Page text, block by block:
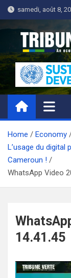
Skip
to
content
samedi, août 8,
Un regard
Home
Economy
L’usage du digital
Cameroun !
WhatsApp Video
14.41.45
Lecteur